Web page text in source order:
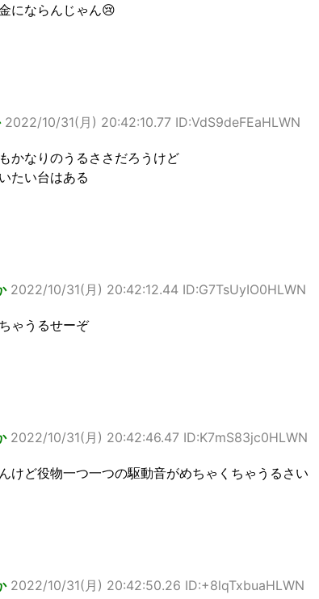
にならんじゃん😢
2022/10/31(月) 20:42:10.77 ID:VdS9deFEaHLWN
かなりのうるささだろうけど
たい台はある
2022/10/31(月) 20:42:12.44 ID:G7TsUyIO0HLWN
ゃうるせーぞ
2022/10/31(月) 20:42:46.47 ID:K7mS83jc0HLWN
けど役物一つ一つの駆動音がめちゃくちゃうるさい
2022/10/31(月) 20:42:50.26 ID:+8lqTxbuaHLWN